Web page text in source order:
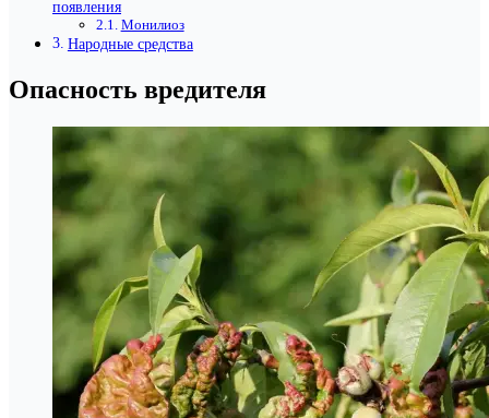
появления
Монилиоз
Народные средства
Опасность вредителя